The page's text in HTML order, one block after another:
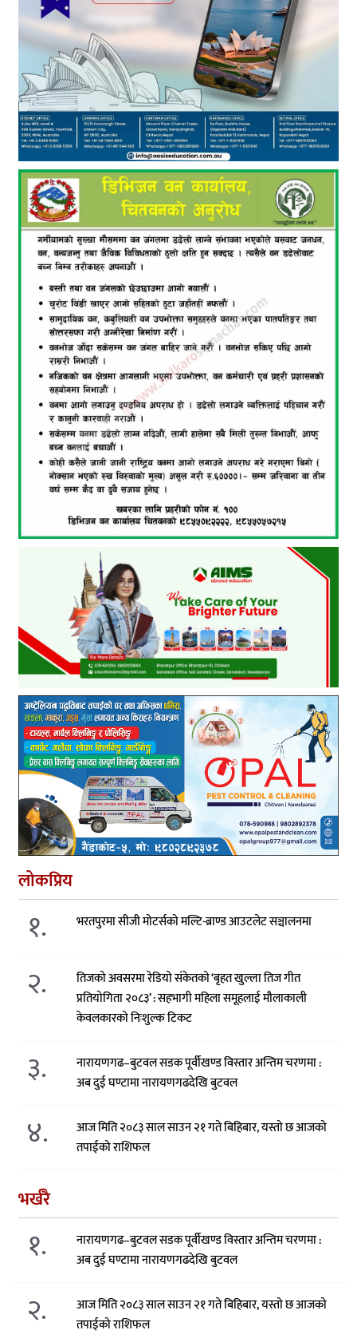
लोकप्रिय
१. भरतपुरमा सीजी मोटर्सको मल्टि-ब्राण्ड आउटलेट सञ्चालनमा
२.
तिजको अवसरमा रेडियो संकेतको ‘बृहत खुल्ला तिज गीत
प्रतियोगिता २०८३’ : सहभागी महिला समूहलाई मौलाकाली
केवलकारको निःशुल्क टिकट
३.
नारायणगढ–बुटवल सडक पूर्वीखण्ड विस्तार अन्तिम चरणमा :
अब दुई घण्टामा नारायणगढदेखि बुटवल
४.
आज मिति २०८३ साल साउन २१ गते बिहिबार, यस्तो छ आजको
तपाईको राशिफल
भर्खरै
१.
नारायणगढ–बुटवल सडक पूर्वीखण्ड विस्तार अन्तिम चरणमा :
अब दुई घण्टामा नारायणगढदेखि बुटवल
२.
आज मिति २०८३ साल साउन २१ गते बिहिबार, यस्तो छ आजको
तपाईको राशिफल